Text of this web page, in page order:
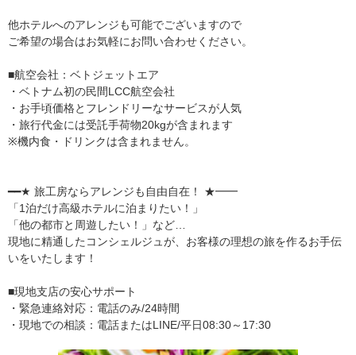
他ホテルへのアレンジも可能でございますので
ご希望の場合はお気軽にお問い合わせください。
■航空会社：ベトジェットエア
・ベトナム初の民間LCC航空会社
・お手頃価格とフレンドリーなサービスが人気
・旅行代金には受託手荷物20kgが含まれます
※機内食・ドリンクは含まれません。
━━★ 旅工房ならアレンジも自由自在！ ★━━
「1泊だけ高級ホテルに泊まりたい！」
「他の都市と周遊したい！」など…
現地に精通したコンシェルジュが、お客様の理想の旅を作るお手伝
いをいたします！
■現地支店の安心サポート
・緊急連絡対応：電話のみ/24時間
・現地での相談：電話またはLINE/平日08:30～17:30